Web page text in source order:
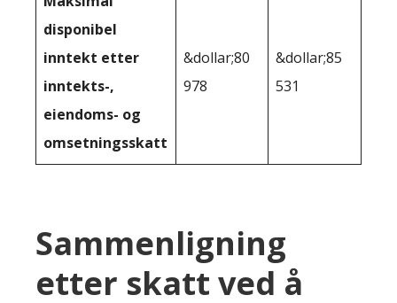
disponibel
inntekt etter
inntekts-,
eiendoms- og
omsetningsskatt
&dollar;80
978
&dollar;85
531
Sammenligning
etter skatt ved å